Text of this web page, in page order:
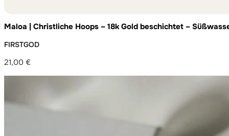
Maloa | Christliche Hoops – 18k Gold beschichtet –
FIRSTGOD
21,00 €